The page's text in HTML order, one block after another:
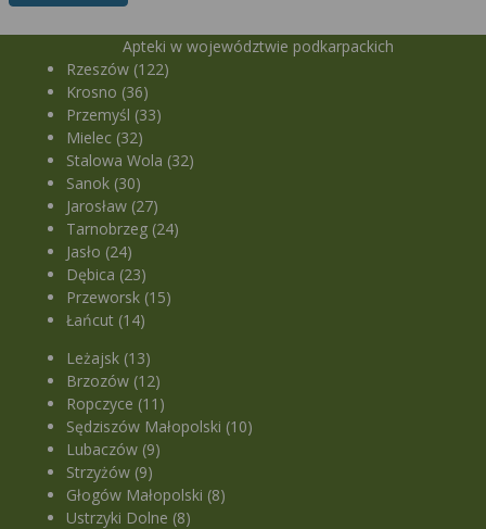
Apteki w województwie podkarpackich
Rzeszów (122)
Krosno (36)
Przemyśl (33)
Mielec (32)
Stalowa Wola (32)
Sanok (30)
Jarosław (27)
Tarnobrzeg (24)
Jasło (24)
Dębica (23)
Przeworsk (15)
Łańcut (14)
Leżajsk (13)
Brzozów (12)
Ropczyce (11)
Sędziszów Małopolski (10)
Lubaczów (9)
Strzyżów (9)
Głogów Małopolski (8)
Ustrzyki Dolne (8)